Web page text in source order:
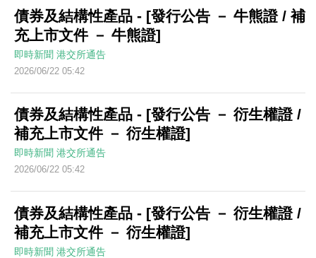
債券及結構性產品 - [發行公告 － 牛熊證 / 補
充上市文件 － 牛熊證]
即時新聞 港交所通告
2026/06/22 05:42
債券及結構性產品 - [發行公告 － 衍生權證 /
補充上市文件 － 衍生權證]
即時新聞 港交所通告
2026/06/22 05:42
債券及結構性產品 - [發行公告 － 衍生權證 /
補充上市文件 － 衍生權證]
即時新聞 港交所通告